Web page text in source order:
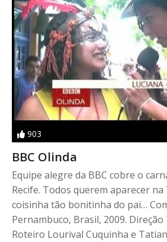
903
BBC Olinda
Equipe alegre da BBC cobre o
Recife. Todos querem aparecer na
coisinha tão bonitinha do pai…
Pernambuco, Brasil, 2009.
Roteiro Lourival Cuquinha e